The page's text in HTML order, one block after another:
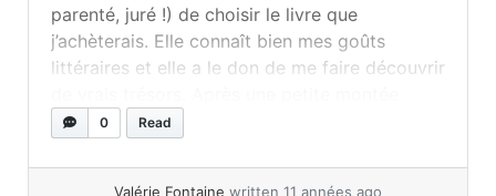
parenté, juré !) de choisir le livre que
j’achèterais. Elle connaît bien mes goûts
littéraires et elle a le don de me faire découvrir
d’adrénaline inutile (pas de pression !), elle
0 Read
Valérie Fontaine written 11 années ago